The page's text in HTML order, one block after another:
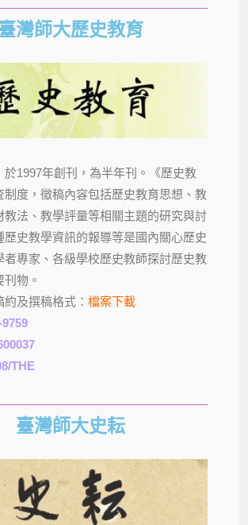
灣師大歷史教育
於1997年創刊，為半年刊。《歷史教
制度，徵稿內容包括歷史教育思想、教
教法、教學評量等相關主題的研究與討
歷史教學資訊的報導等是國內關心歷史
者專家、各級學校歷史教師探討歷史教
物。
及撰稿格式：檔案下載
THE
臺灣師大史耘